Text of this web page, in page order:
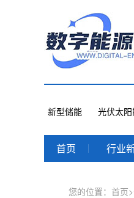
新型储能 光伏太
首页 行业
您的位置： 首页>